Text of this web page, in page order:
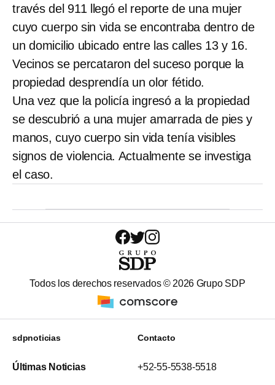
través del 911 llegó el reporte de una mujer
cuyo cuerpo sin vida se encontraba dentro de
un domicilio ubicado entre las calles 13 y 16.
Vecinos se percataron del suceso porque la
propiedad desprendía un olor fétido.
Una vez que la policía ingresó a la propiedad
se descubrió a una mujer amarrada de pies y
manos, cuyo cuerpo sin vida tenía visibles
signos de violencia. Actualmente se investiga
el caso.
Todos los derechos reservados © 2026 Grupo SDP
sdpnoticias
Últimas Noticias
Contacto
+52-55-5538-5518